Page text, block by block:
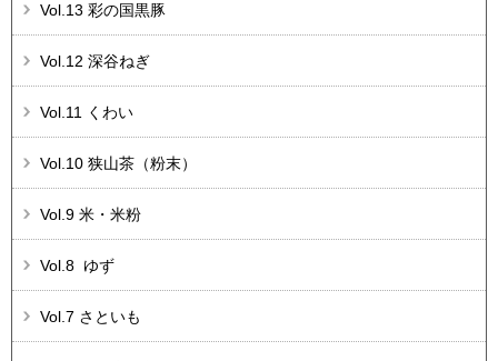
Vol.13 彩の国黒豚
Vol.12 深谷ねぎ
Vol.11 くわい
Vol.10 狭山茶（粉末）
Vol.9 米・米粉
Vol.8 ゆず
Vol.7 さといも